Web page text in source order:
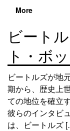
More
ビート
ト・ボ
ビートルズが地
期から、歴史上
ての地位を確立
彼らのインタビ
は、ビートルズ